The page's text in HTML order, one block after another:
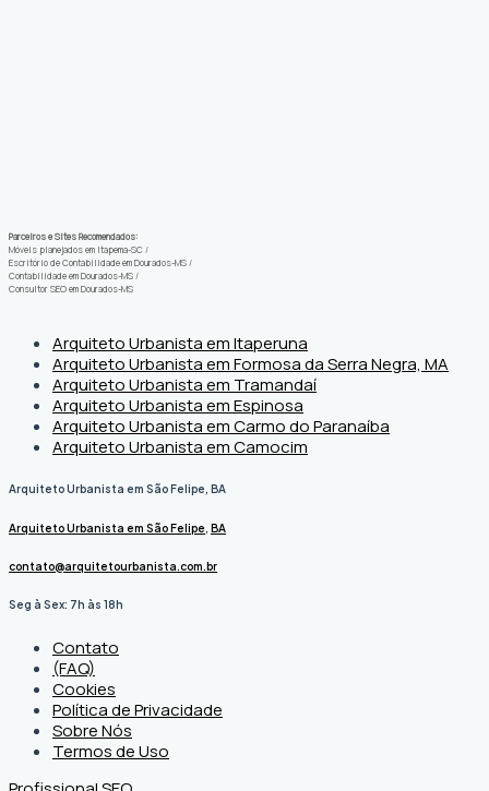
Parceiros e Sites Recomendados:
Móveis planejados em Itapema-SC /
Escritório de Contabilidade em Dourados-MS /
Contabilidade em Dourados-MS /
Consultor SEO em Dourados-MS
Arquiteto Urbanista em Itaperuna
Arquiteto Urbanista em Formosa da Serra Negra, MA
Arquiteto Urbanista em Tramandaí
Arquiteto Urbanista em Espinosa
Arquiteto Urbanista em Carmo do Paranaíba
Arquiteto Urbanista em Camocim
Arquiteto Urbanista em São Felipe, BA
Arquiteto Urbanista em São Felipe, BA
contato@arquitetourbanista.com.br
Seg à Sex: 7h às 18h
Contato
(FAQ)
Cookies
Política de Privacidade
Sobre Nós
Termos de Uso